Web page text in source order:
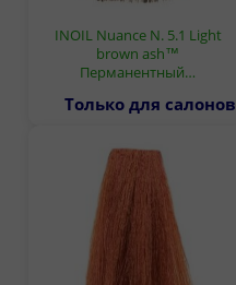
INOIL Nuance N. 5.1 Light
brown ash™
Перманентный…
Только для салонов